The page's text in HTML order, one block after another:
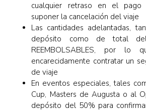
cualquier retraso en el
suponer la cancelación del viaje
Las cantidades adelantadas,
depósito como de total
REEMBOLSABLES, por lo
encarecidamente contratar un
de viaje
En eventos especiales, tales
Cup, Masters de Augusta o al
depósito del 50% para